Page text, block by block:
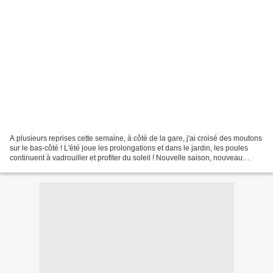
A plusieurs reprises cette semaine, à côté de la gare, j'ai croisé des moutons
sur le bas-côté ! L'été joue les prolongations et dans le jardin, les poules
continuent à vadrouiller et profiter du soleil ! Nouvelle saison, nouveau